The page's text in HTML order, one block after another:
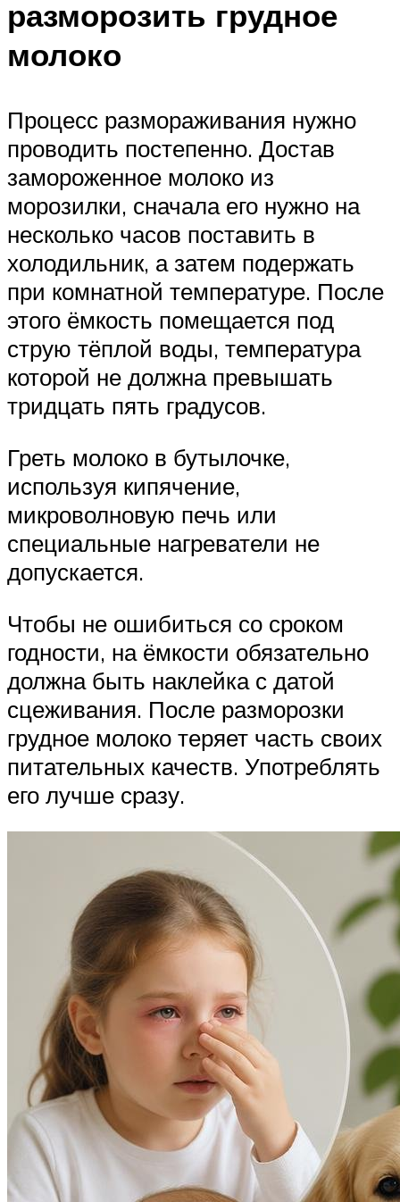
разморозить грудное
молоко
Процесс размораживания нужно
проводить постепенно. Достав
замороженное молоко из
морозилки, сначала его нужно на
несколько часов поставить в
холодильник, а затем подержать
при комнатной температуре. После
этого ёмкость помещается под
струю тёплой воды, температура
которой не должна превышать
тридцать пять градусов.
Греть молоко в бутылочке,
используя кипячение,
микроволновую печь или
специальные нагреватели не
допускается.
Чтобы не ошибиться со сроком
годности, на ёмкости обязательно
должна быть наклейка с датой
сцеживания. После разморозки
грудное молоко теряет часть своих
питательных качеств. Употреблять
его лучше сразу.